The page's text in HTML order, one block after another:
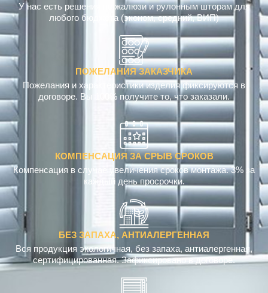
У нас есть решения по жалюзи и рулонным шторам для
любого бюджета (эконом, средний, ВИП)
ПОЖЕЛАНИЯ ЗАКАЗЧИКА
Пожелания и характеристики изделия фиксируются в
договоре. Вы 100% получите то, что заказали.
КОМПЕНСАЦИЯ ЗА СРЫВ СРОКОВ
Компенсация в случае увеличения сроков монтажа. 3% за
каждый день просрочки.
БЕЗ ЗАПАХА, АНТИАЛЕРГЕННАЯ
Вся продукция экологичная, без запаха, антиалергенная,
сертифицированная. Зафиксировано в договоре.